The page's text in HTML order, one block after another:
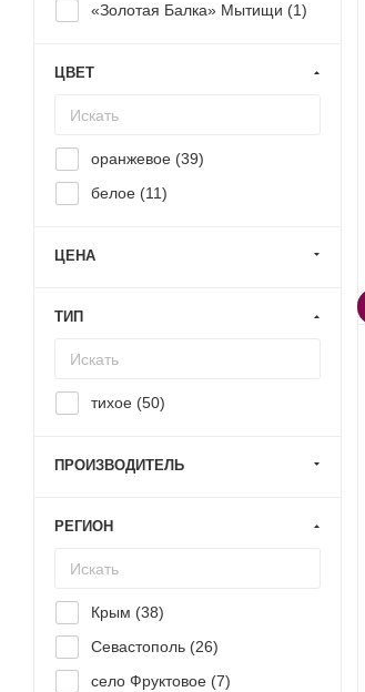
«Золотая Балка» Мытищи (1)
ЦВЕТ
оранжевое (39)
белое (11)
ЦЕНА
ТИП
тихое (50)
ПРОИЗВОДИТЕЛЬ
РЕГИОН
Крым (38)
Севастополь (26)
село Фруктовое (7)